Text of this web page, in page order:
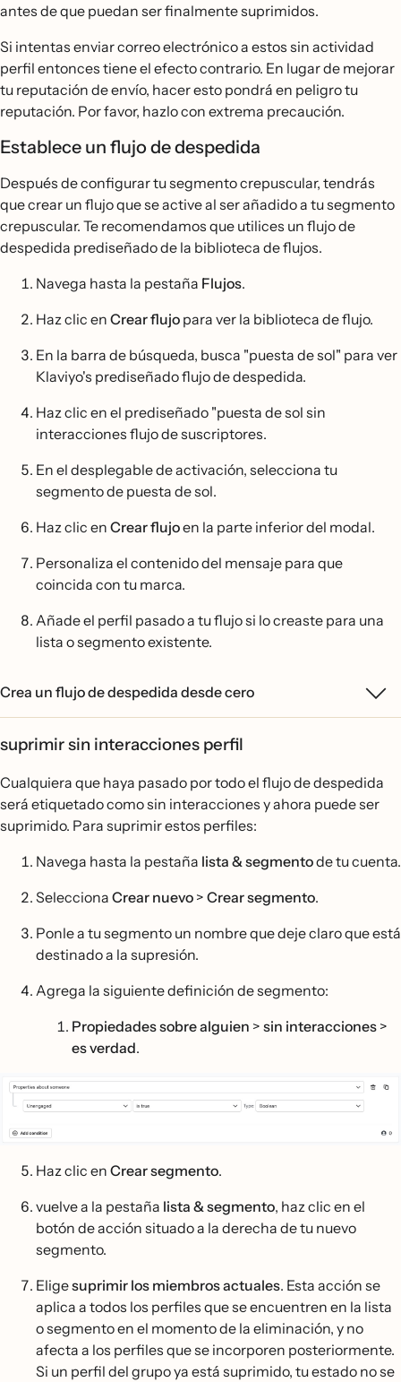
antes de que puedan ser finalmente suprimidos.
Si intentas enviar correo electrónico a estos sin actividad
perfil entonces tiene el efecto contrario. En lugar de mejorar
tu reputación de envío, hacer esto pondrá en peligro tu
reputación. Por favor, hazlo con extrema precaución.
Establece un flujo de despedida
Después de configurar tu segmento crepuscular, tendrás
que crear un flujo que se active al ser añadido a tu segmento
crepuscular. Te recomendamos que utilices un flujo de
despedida prediseñado de la biblioteca de flujos.
Navega hasta la pestaña Flujos.
Haz clic en Crear flujo para ver la biblioteca de flujo.
En la barra de búsqueda, busca "puesta de sol" para ver
Klaviyo's prediseñado flujo de despedida.
Haz clic en el prediseñado "puesta de sol sin
interacciones flujo de suscriptores.
En el desplegable de activación, selecciona tu
segmento de puesta de sol.
Haz clic en Crear flujoen la parte inferior del modal.
Personaliza el contenido del mensaje para que
coincida con tu marca.
Añade el perfil pasado a tu flujo si lo creaste para una
lista o segmento existente.
Crea un flujo de despedida desde cero
suprimir sin interacciones perfil
Cualquiera que haya pasado por todo el flujo de despedida
será etiquetado como sin interacciones y ahora puede ser
suprimido. Para suprimir estos perfiles:
Navega hasta la pestaña lista & segmentode tu cuenta.
Selecciona Crear nuevo > Crear segmento.
Ponle a tu segmento un nombre que deje claro que está
destinado a la supresión.
Agrega la siguiente definición de segmento:
Propiedades sobre alguien > sin interacciones >
es verdad.
Haz clic en Crear segmento.
vuelve a la pestaña lista & segmento, haz clic en el
botón de acción situado a la derecha de tu nuevo
segmento.
Eligesuprimir los miembros actuales. Esta acción se
aplica a todos los perfiles que se encuentren en la lista
o segmento en el momento de la eliminación, y no
afecta a los perfiles que se incorporen posteriormente.
Si un perfil del grupo ya está suprimido, tu estado no se